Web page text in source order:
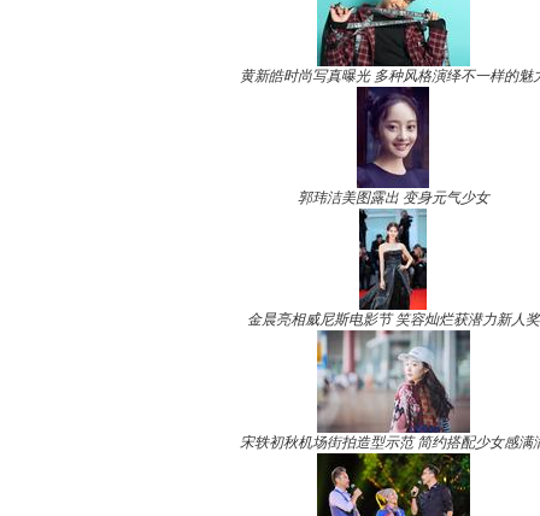
黄新皓时尚写真曝光 多种风格演绎不一样的魅
郭玮洁美图露出 变身元气少女
金晨亮相威尼斯电影节 笑容灿烂获潜力新人奖
宋轶初秋机场街拍造型示范 简约搭配少女感满